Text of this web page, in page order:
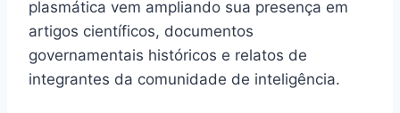
plasmática vem ampliando sua presença em
artigos científicos, documentos
governamentais históricos e relatos de
integrantes da comunidade de inteligência.